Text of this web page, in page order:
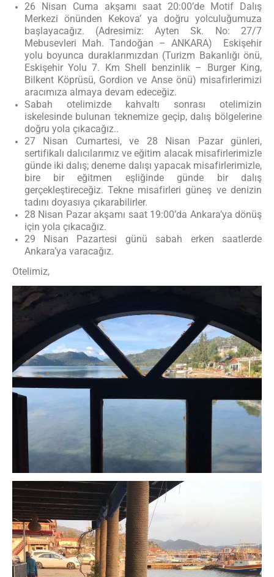
26 Nisan Cuma akşamı saat 20:00’de Motif Dalış
Merkezi önünden Kekova’ ya doğru yolculuğumuza
başlayacağız. (Adresimiz: Ayten Sk. No: 27/7
Mebusevleri Mah. Tandoğan – ANKARA) Eskişehir
yolu boyunca duraklarımızdan (Turizm Bakanlığı önü,
Eskişehir Yolu 7. Km Shell benzinlik – Burger King,
Bilkent Köprüsü, Gordion ve Anse önü) misafirlerimizi
aracımıza almaya devam edeceğiz.
Sabah otelimizde kahvaltı sonrası otelimizin
iskelesinde bulunan teknemize geçip, dalış bölgelerine
doğru yola çıkacağız..
27 Nisan Cumartesi, ve 28 Nisan Pazar günleri,
sertifikalı dalıcılarımız ve eğitim alacak misafirlerimizle
günde iki dalış; deneme dalışı yapacak misafirlerimizle,
bire bir eğitmen eşliğinde günde bir dalış
gerçekleştireceğiz. Tekne misafirleri güneş ve denizin
tadını doyasıya çıkarabilirler.
28 Nisan Pazar akşamı saat 19:00’da Ankara’ya dönüş
için yola çıkacağız.
29 Nisan Pazartesi günü sabah erken saatlerde
Ankara’ya varacağız.
Otelimiz,